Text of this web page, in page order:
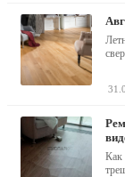
ремонт трещин в стяжке пола своими руками (фото,
Как